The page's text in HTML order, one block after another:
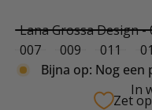
Color
Lana Grossa Design -
007Variant
009 Variant
011
Bijna op: Nog
In
Zet